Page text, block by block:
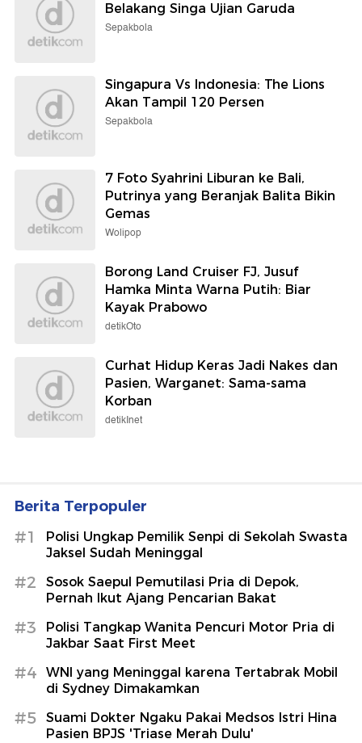
Belakang Singa Ujian Garuda
Sepakbola
Singapura Vs Indonesia: The Lions
Akan Tampil 120 Persen
Sepakbola
7 Foto Syahrini Liburan ke Bali,
Putrinya yang Beranjak Balita Bikin
Gemas
Wolipop
Borong Land Cruiser FJ, Jusuf
Hamka Minta Warna Putih: Biar
Kayak Prabowo
detikOto
Curhat Hidup Keras Jadi Nakes dan
Pasien, Warganet: Sama-sama
Korban
detikInet
Berita Terpopuler
#1
Polisi Ungkap Pemilik Senpi di Sekolah Swasta
Jaksel Sudah Meninggal
#2
Sosok Saepul Pemutilasi Pria di Depok,
Pernah Ikut Ajang Pencarian Bakat
#3
Polisi Tangkap Wanita Pencuri Motor Pria di
Jakbar Saat First Meet
#4
WNI yang Meninggal karena Tertabrak Mobil
di Sydney Dimakamkan
#5
Suami Dokter Ngaku Pakai Medsos Istri Hina
Pasien BPJS 'Triase Merah Dulu'